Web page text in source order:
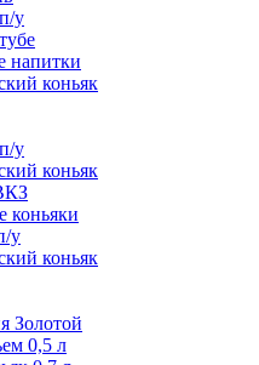
у
напитки
коньяк
у
коньяк
коньяки
у
коньяк
Золотой
0,5 л